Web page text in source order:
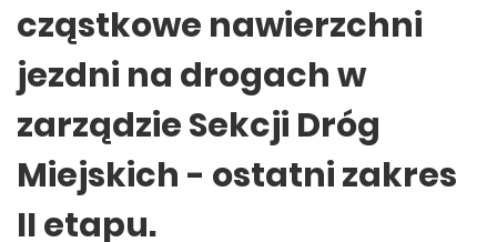
cząstkowe nawierzchni
jezdni na drogach w
zarządzie Sekcji Dróg
Miejskich - ostatni zakres
II etapu.